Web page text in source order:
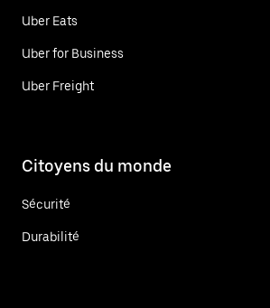
Uber Eats
Uber for Business
Uber Freight
Citoyens du monde
Sécurité
Durabilité